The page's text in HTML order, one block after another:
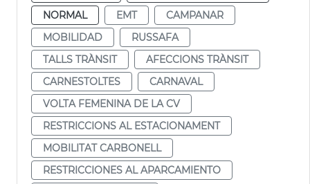
NORMAL
EMT
CAMPANAR
MOBILIDAD
RUSSAFA
TALLS TRÀNSIT
AFECCIONS TRÀNSIT
CARNESTOLTES
CARNAVAL
VOLTA FEMENINA DE LA CV
RESTRICCIONS AL ESTACIONAMENT
MOBILITAT CARBONELL
RESTRICCIONES AL APARCAMIENTO